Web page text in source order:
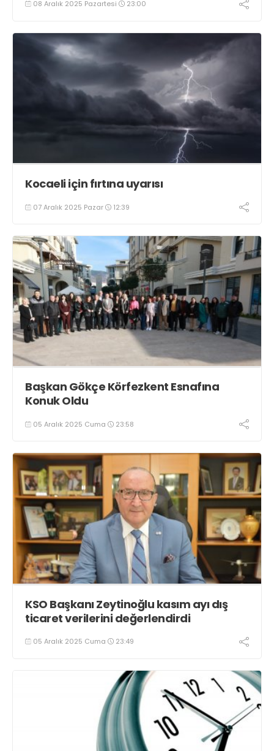
08 Aralık 2025 Pazartesi 23:00
Kocaeli için fırtına uyarısı
07 Aralık 2025 Pazar 12:39
Başkan Gökçe Körfezkent Esnafına
Konuk Oldu
05 Aralık 2025 Cuma 23:58
KSO Başkanı Zeytinoğlu kasım ayı dış
ticaret verilerini değerlendirdi
05 Aralık 2025 Cuma 23:49